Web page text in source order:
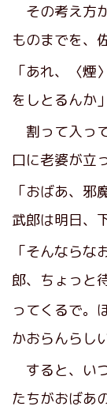
その考え方
ものまでを、
「あれ、〈
をしとるんか」
割って入っ
口に老婆が立
「おばあ、
武郎は明日、
「そんなら
郎、ちょっと
ってくるで。
かおらんらし
すると、い
たちがおばあ